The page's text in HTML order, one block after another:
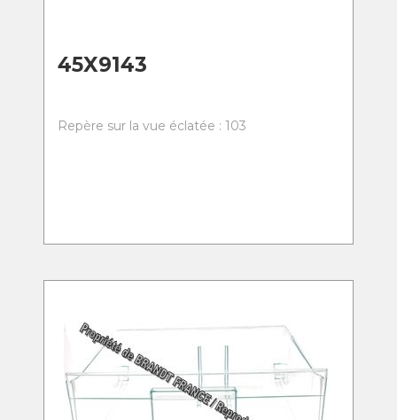
45X9143
Repère sur la vue éclatée : 103